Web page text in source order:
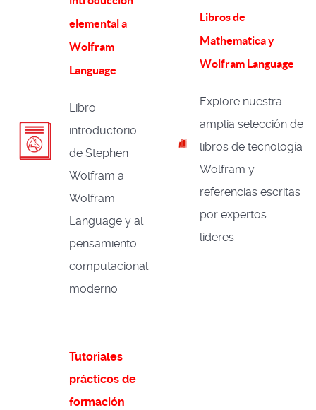
elemental a
Wolfram
Language
Libro
introductorio
de Stephen
Wolfram a
Wolfram
Language y al
pensamiento
computacional
moderno
Libros de
Mathematica y
Wolfram Language
Explore nuestra
amplia selección de
libros de tecnología
Wolfram y
referencias escritas
por expertos
líderes
Tutoriales
prácticos de
formación